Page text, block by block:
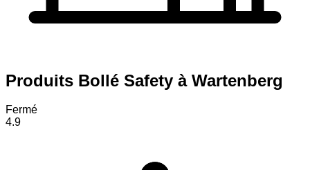
Produits Bollé Safety à Wartenberg
Fermé
4.9